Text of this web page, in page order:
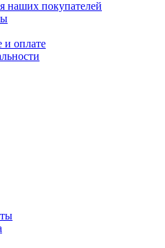
наших покупателей
и оплате